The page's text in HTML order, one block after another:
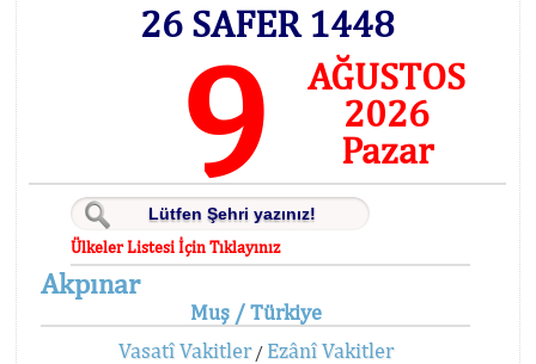
26 SAFER 1448
9
AĞUSTOS
2026
Pazar
Ülkeler Listesi İçin Tıklayınız
Akpınar
Muş / Türkiye
Vasatî Vakitler/ Ezânî Vakitler